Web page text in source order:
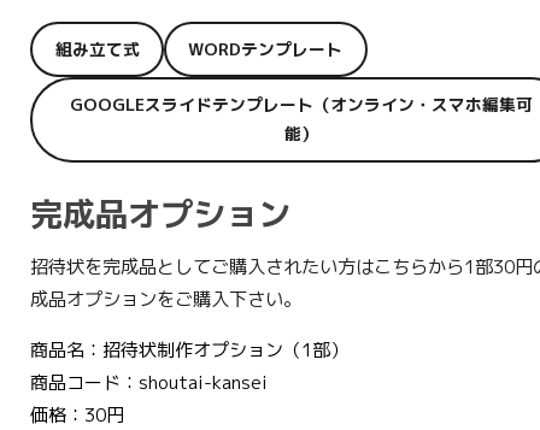
組み立て式 WORDテンプレート
GOOGLEスライドテンプレート（オンライン・スマホ編集可
能）
完成品オプション
招待状を完成品としてご購入されたい方はこちらから1部30円
成品オプションをご購入下さい。
商品名：招待状制作オプション（1部）
商品コード：shoutai-kansei
価格：30円